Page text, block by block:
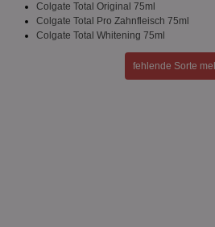
Colgate Total Original 75ml
Colgate Total Pro Zahnfleisch 75ml
Colgate Total Whitening 75ml
fehlende Sorte
Name
Provider
identifier
securitytoken